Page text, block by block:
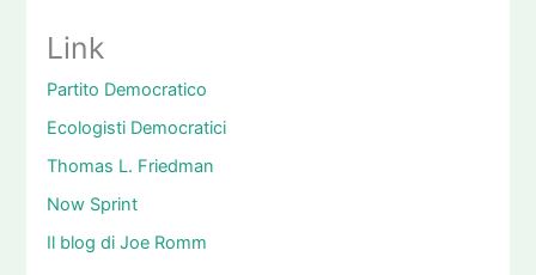
Link
Partito Democratico
Ecologisti Democratici
Thomas L. Friedman
Now Sprint
Il blog di Joe Romm